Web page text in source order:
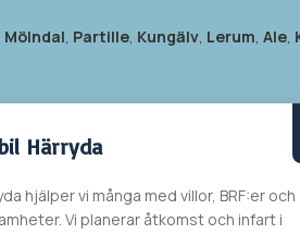
Mölndal, Partille, Kungälv, Lerum,Ale,
Härryda
hjälper vi många med villor, BRF:er och
Vi planerar åtkomst och infart i